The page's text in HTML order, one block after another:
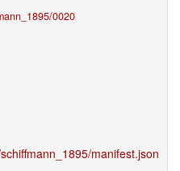
0020
manifest.json